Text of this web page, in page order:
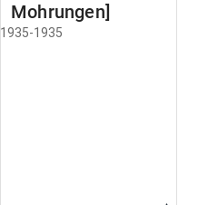
Mohrungen]
1935-1935